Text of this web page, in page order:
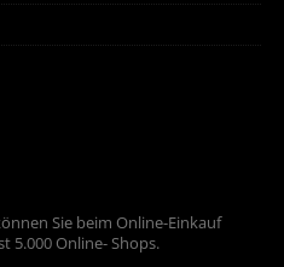
Sie beim Online-Einkauf
5.000 Online- Shops.